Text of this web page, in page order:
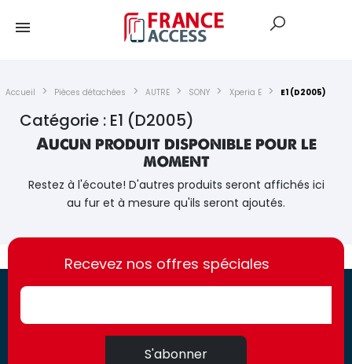
Accueil Pièces détachées AUTRE SONY Xperia E E1 (D2005)
Catégorie : E1 (D2005)
Aucun produit disponible pour le
moment
Restez à l'écoute! D'autres produits seront affichés ici
au fur et à mesure qu'ils seront ajoutés.
https://france-
access.fr
https://france-
access.fr
Recevez nos offres spéciales
S'abonner